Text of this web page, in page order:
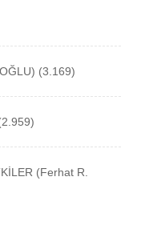
(3.169)
(Ferhat R.